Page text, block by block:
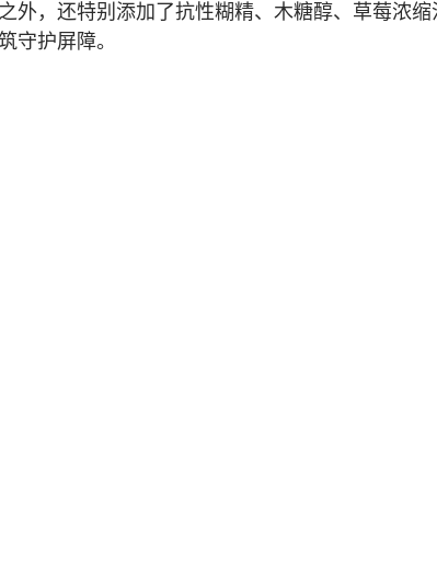
外，还特别添加了抗性糊精、木糖醇、草莓浓
守护屏障。